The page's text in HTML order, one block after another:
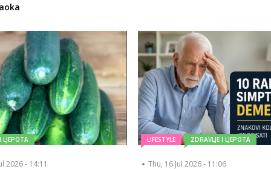
LJEPOTA
2026 - 14:11
LIFESTYLE ZDRAVLJE I LJEPOTA
Thu, 16 Jul 2026 - 11:06